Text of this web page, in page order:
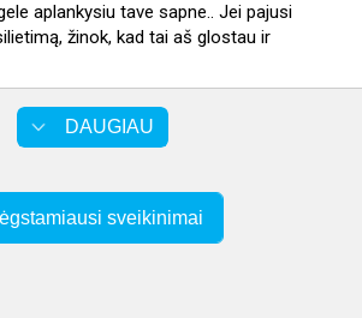
aplankysiu tave sapne.. Jei pajusi
žinok, kad tai aš glostau ir
DAUGIAU
sveikinimai